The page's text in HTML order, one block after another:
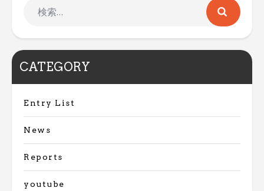
CATEGORY
Entry List
News
Reports
youtube